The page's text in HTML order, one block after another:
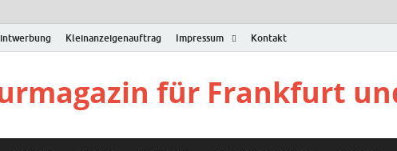
Kleinanzeigenauftrag Impressum Kontakt
für Frankfurt